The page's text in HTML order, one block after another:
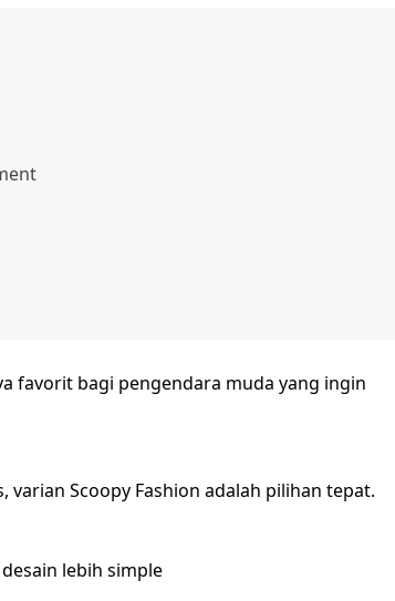
favorit bagi pengendara muda yang ingin
Scoopy Fashion adalah pilihan tepat.
lebih simple